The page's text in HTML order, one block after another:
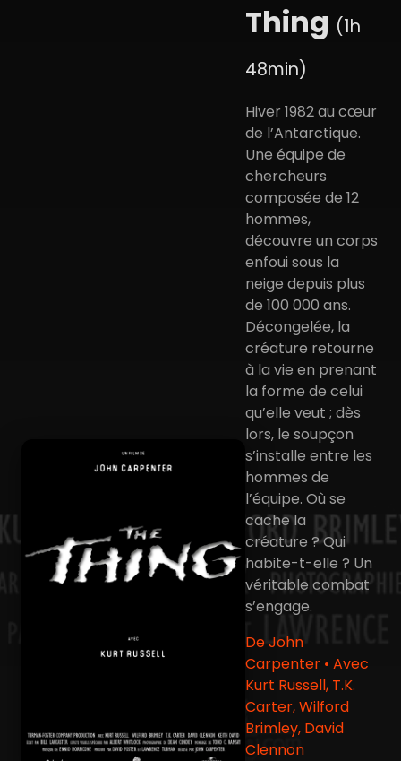
Thing (1h
48min)
Hiver 1982 au cœur
de l’Antarctique.
Une équipe de
chercheurs
composée de 12
hommes,
découvre un corps
enfoui sous la
neige depuis plus
de 100 000 ans.
Décongelée, la
créature retourne
à la vie en prenant
la forme de celui
qu’elle veut ; dès
lors, le soupçon
s’installe entre les
hommes de
l’équipe. Où se
cache la
créature ? Qui
habite-t-elle ? Un
véritable combat
s’engage.
De John
Carpenter • Avec
Kurt Russell, T.K.
Carter, Wilford
Brimley, David
Clennon